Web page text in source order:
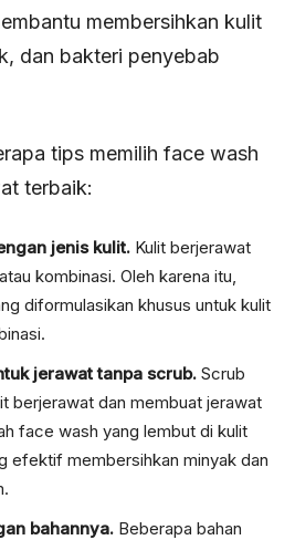
membersihkan kulit
dan bakteri penyebab
tips memilih face wash
terbaik:
jenis kulit. Kulit berjerawat
kombinasi. Oleh karena itu,
diformulasikan khusus untuk kulit
jerawat tanpa scrub. Scrub
berjerawat dan membuat jerawat
face wash yang lembut di kulit
efektif membersihkan minyak dan
bahannya. Beberapa bahan